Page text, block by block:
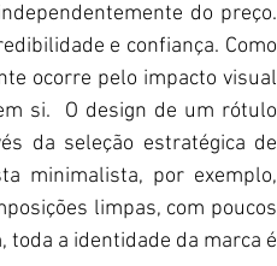
do preço.
e confiança. Como
ocorre pelo impacto visual
si.  O design de um rótulo
da seleção estratégica de
minimalista, por exemplo,
limpas, com poucos
toda a identidade da marca é